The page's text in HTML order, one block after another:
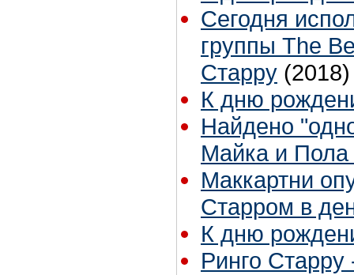
Сегодня
группы The
Старру (2018)
К дню
Найдено
Майка и Пола
Маккартни
Старром в
К дню
Ринго Старру